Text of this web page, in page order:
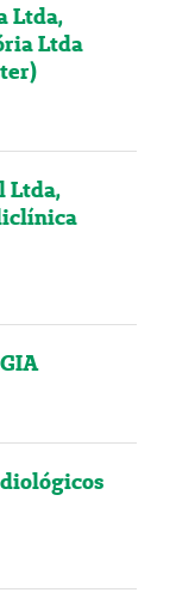
Ltda,
Ltda
Ltda,